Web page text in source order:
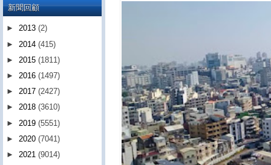
新聞回顧
► 2013 (2)
► 2014 (415)
► 2015 (1811)
► 2016 (1497)
► 2017 (2427)
► 2018 (3610)
► 2019 (5551)
► 2020 (7041)
► 2021 (9014)